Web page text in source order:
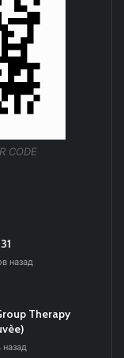
CODE
назад
Therapy
назад